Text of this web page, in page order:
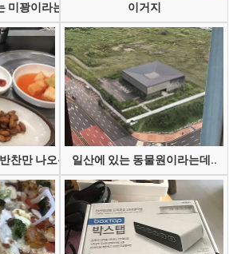
미꽝이라는 건데 이거지
찬만 나오는 집일산에 있는 동물원이라는데..